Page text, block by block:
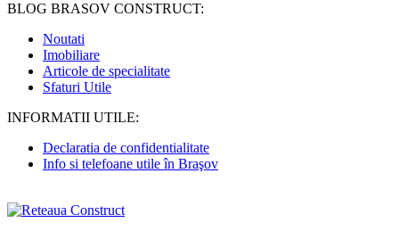
BLOG BRASOV CONSTRUCT:
Noutati
Imobiliare
Articole de specialitate
Sfaturi Utile
INFORMATII UTILE:
Declaratia de confidentialitate
Info si telefoane utile în Braşov